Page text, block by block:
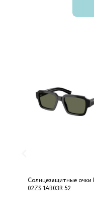
Солнцезащитные очки
02ZS 1AB03R 52